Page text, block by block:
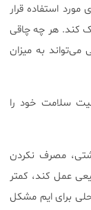
استفاده قرار
کمک کند. هر چه چاقی
غذایی می‌تواند به میزان
سلامت خود را
مصرف نکردن
عمل کند، کمتر
حلی برای ایم مشکل